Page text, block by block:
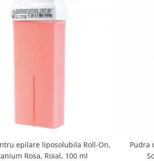
epilare liposolubila Roll-On,
Rosa, Roial, 100 ml
Pudra